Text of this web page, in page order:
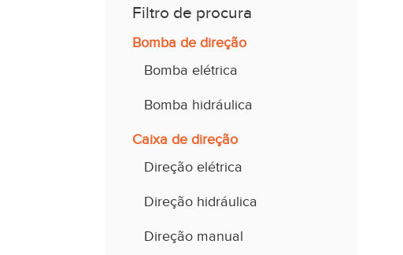
Filtro de procura
Bomba de direção
Bomba elétrica
Bomba hidráulica
Caixa de direção
Direção elétrica
Direção hidráulica
Direção manual